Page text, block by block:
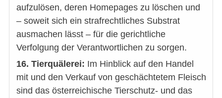
aufzulösen, deren Homepages zu löschen und
– soweit sich ein strafrechtliches Substrat
ausmachen lässt – für die gerichtliche
Verfolgung der Verantwortlichen zu sorgen.
16. Tierquälerei: Im Hinblick auf den Handel
mit und den Verkauf von geschächtetem Fleisch
sind das österreichische Tierschutz- und das